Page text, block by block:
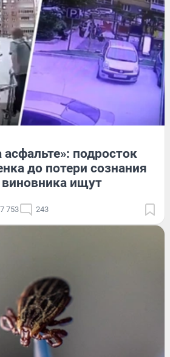
подросток
до потери сознания
ищут
753 243